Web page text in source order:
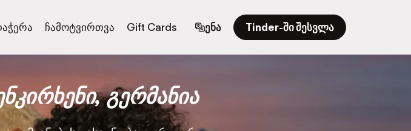
ჩამოტვირთვა Gift Cards ენა Tinder-ში შესვლა
გერმანია